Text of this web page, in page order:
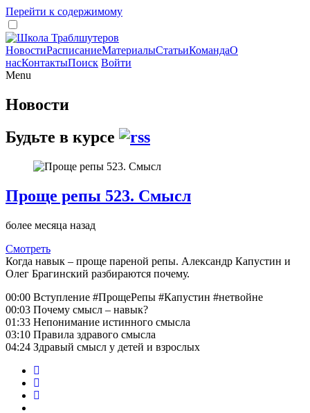
Перейти к содержимому
НовостиРасписаниеМатериалыСтатьиКомандаО
насКонтактыПоиск Войти
Menu
Новости
Будьте в курсе
Проще репы 523. Смысл
более месяца назад
Смотреть
Когда навык – проще пареной репы. Александр Капустин и
Олег Брагинский разбираются почему.
00:00 Вступление #ПрощеРепы #Капустин #нетвойне
00:03 Почему смысл – навык?
01:33 Непонимание истинного смысла
03:10 Правила здравого смысла
04:24 Здравый смысл у детей и взрослых